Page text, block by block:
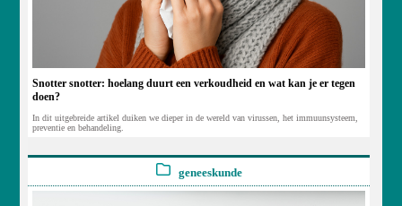
Snotter snotter: hoelang duurt een verkoudheid en wat kan je er tegen
doen?
In dit uitgebreide artikel duiken we dieper in de wereld van virussen, het immuunsysteem,
preventie en behandeling.
geneeskunde